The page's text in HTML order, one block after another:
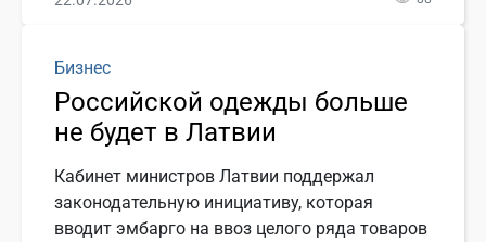
Бизнес
Российской одежды больше
не будет в Латвии
Кабинет министров Латвии поддержал
законодательную инициативу, которая
вводит эмбарго на ввоз целого ряда товаров